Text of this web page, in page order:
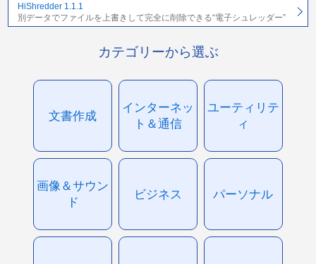
HiShredder 1.1.1
別データでファイルを上書きして完全に削除できる“電子シュレッダー”
カテゴリーから選ぶ
文書作成
インターネッ
ト＆通信
ユーティリテ
ィ
画像＆サウン
ド
ビジネス パーソナル